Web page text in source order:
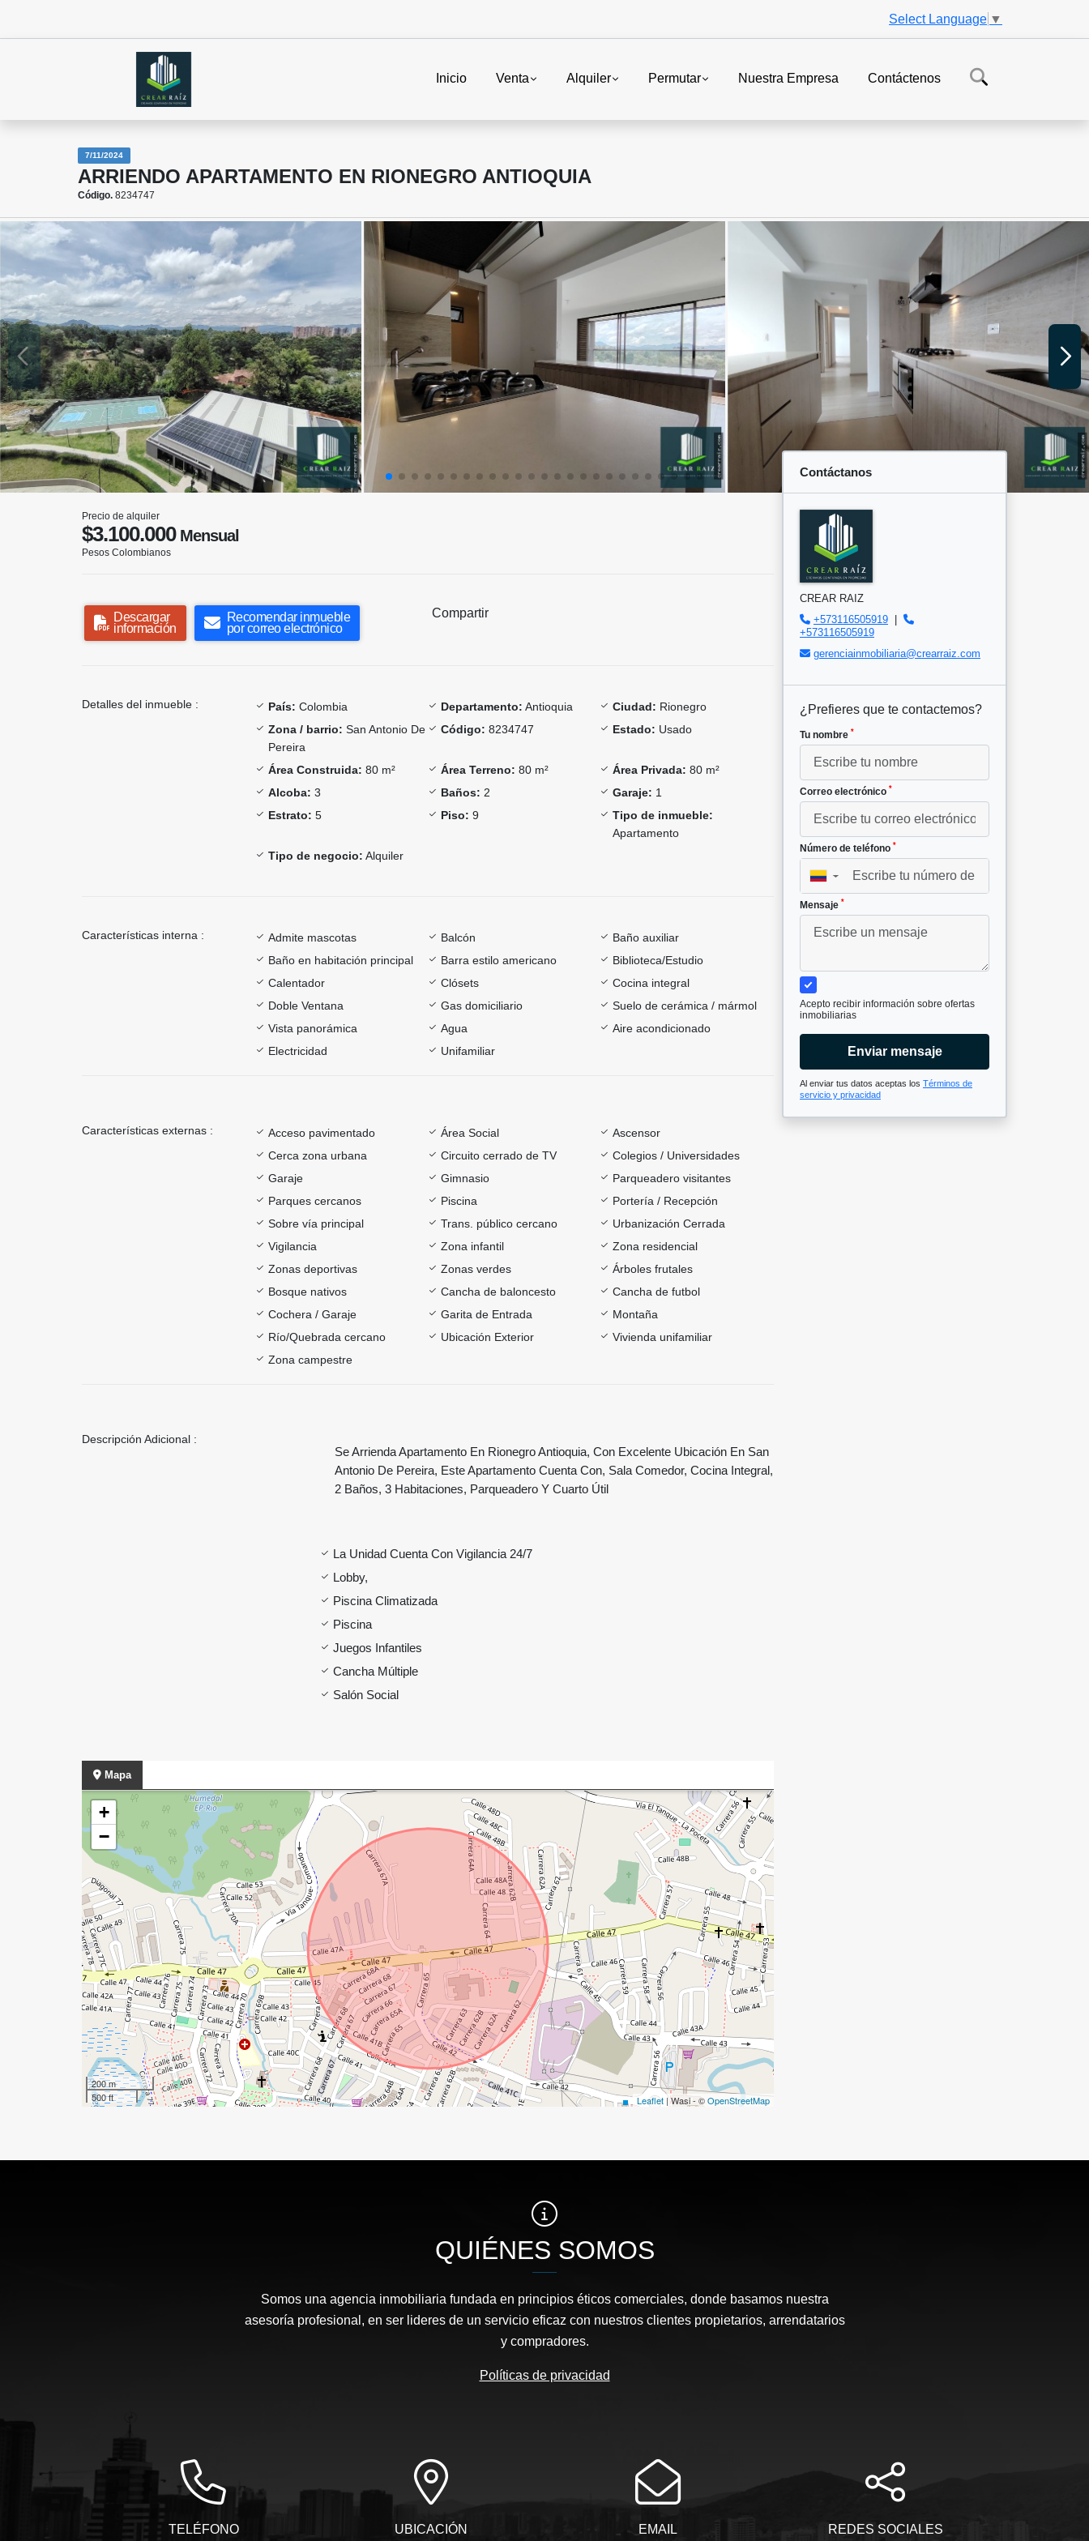
Select Language ▼
Inicio Venta Alquiler Permutar Nuestra Empresa Contáctenos
7/11/2024
ARRIENDO APARTAMENTO EN RIONEGRO ANTIOQUIA
Código. 8234747
Precio de alquiler
$3.100.000Mensual
Pesos Colombianos
Descargar
información
Recomendar inmueble
por correo electrónico
Compartir
Detalles del inmueble : País: Colombia Departamento: Antioquia Ciudad: Rionegro
Zona / barrio: San Antonio De
Pereira
Código: 8234747 Estado: Usado
Área Construida: 80 m² Área Terreno: 80 m² Área Privada: 80 m²
Alcoba: 3 Baños: 2 Garaje: 1
Estrato: 5 Piso: 9
Tipo de inmueble:
Apartamento
Tipo de negocio: Alquiler
Características interna : Admite mascotas Balcón
Baño auxiliar
Baño en habitación principal
Barra estilo americano
Biblioteca/Estudio
Calentador
Clósets
Cocina integral
Doble Ventana
Gas domiciliario
Suelo de cerámica / mármol
Vista panorámica
Agua
Aire acondicionado
Electricidad
Unifamiliar
Características externas : Acceso pavimentado Área Social
Ascensor
Cerca zona urbana
Circuito cerrado de TV
Colegios / Universidades
Garaje
Gimnasio
Parqueadero visitantes
Parques cercanos
Piscina
Portería / Recepción
Sobre vía principal
Trans. público cercano
Urbanización Cerrada
Vigilancia
Zona infantil
Zona residencial
Zonas deportivas
Zonas verdes
Árboles frutales
Bosque nativos
Cancha de baloncesto
Cancha de futbol
Cochera / Garaje
Garita de Entrada
Montaña
Río/Quebrada cercano
Ubicación Exterior
Vivienda unifamiliar
Zona campestre
Descripción Adicional :
Se Arrienda Apartamento En Rionegro Antioquia, Con Excelente Ubicación En San
Antonio De Pereira, Este Apartamento Cuenta Con, Sala Comedor, Cocina Integral,
2 Baños, 3 Habitaciones, Parqueadero Y Cuarto Útil
La Unidad Cuenta Con Vigilancia 24/7
Lobby,
Piscina Climatizada
Piscina
Juegos Infantiles
Cancha Múltiple
Salón Social
Mapa
+
−
200 m
500 ft
Leaflet | Wasi - ©OpenStreetMap
Contáctanos
CREAR RAIZ
+573116505919 |
+573116505919
gerenciainmobiliaria@crearraiz.com
¿Prefieres que te contactemos?
Tu nombre *
Correo electrónico *
Número de teléfono *
▼
Mensaje *
Acepto recibir información sobre ofertas
inmobiliarias
Enviar mensaje
Al enviar tus datos aceptas los Términos de
servicio y privacidad
QUIÉNES SOMOS
Somos una agencia inmobiliaria fundada en principios éticos comerciales, donde basamos nuestra
asesoría profesional, en ser lideres de un servicio eficaz con nuestros clientes propietarios, arrendatarios
y compradores.
Políticas de privacidad
TELÉFONO UBICACIÓN EMAIL REDES SOCIALES